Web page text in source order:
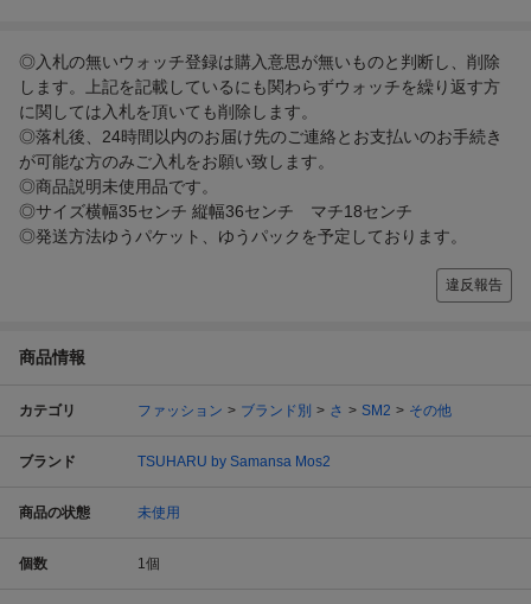
◎入札の無いウォッチ登録は購入意思が無いものと判断し、削除
します。上記を記載しているにも関わらずウォッチを繰り返す方
に関しては入札を頂いても削除します。
◎落札後、24時間以内のお届け先のご連絡とお支払いのお手続き
が可能な方のみご入札をお願い致します。
◎商品説明未使用品です。
◎サイズ横幅35センチ 縦幅36センチ マチ18センチ
◎発送方法ゆうパケット、ゆうパックを予定しております。
違反報告
商品情報
カテゴリ ファッション ブランド別 さ SM2 その他
ブランド TSUHARU by Samansa Mos2
商品の状態 未使用
個数 1個